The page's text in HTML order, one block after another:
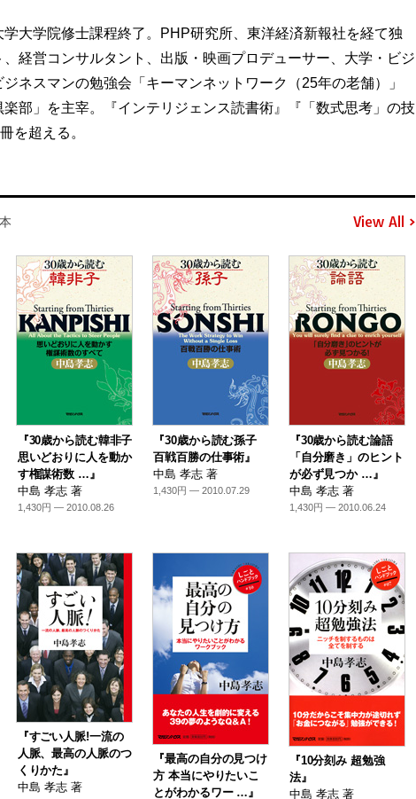
大学院修士課程終了。PHP研究所、東洋経済新報社を経て独
経営コンサルタント、出版・映画プロデューサー、大学・ビジ
ネスマンの勉強会「キーマンネットワーク（25年の老舗）」
部」を主宰。『インテリジェンス読書術』『「数式思考」の技
を超える。
View All
『30歳から読む韓非子
思いどおりに人を動か
す権謀術数 …』
中島 孝志 著
1,430円 — 2010.08.26
『30歳から読む孫子
百戦百勝の仕事術』
中島 孝志 著
1,430円 — 2010.07.29
『30歳から読む論語
「自分磨き」のヒント
が必ず見つか …』
中島 孝志 著
1,430円 — 2010.06.24
『すごい人脈!一流の
人脈、最高の人脈のつ
くりかた』
中島 孝志 著
『最高の自分の見つけ
方 本当にやりたいこ
とがわかるワー …』
『10分刻み 超勉強
法』
中島 孝志 著